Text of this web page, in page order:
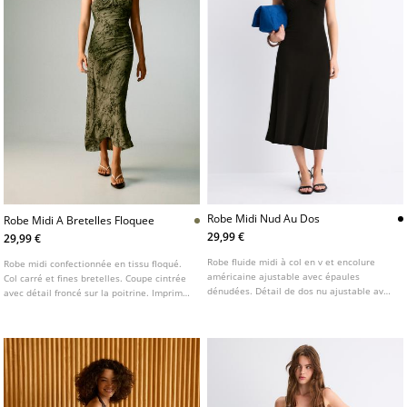
Robe Midi A Bretelles Floquee
29,99 €
Robe midi confectionnée en tissu floqué.
Col carré et fines bretelles. Coupe cintrée
avec détail froncé sur la poitrine. Imprimé
Robe Midi Nud Au Dos
29,99 €
Robe fluide midi à col en v et encolure
américaine ajustable avec épaules
dénudées. Détail de dos nu ajustable avec